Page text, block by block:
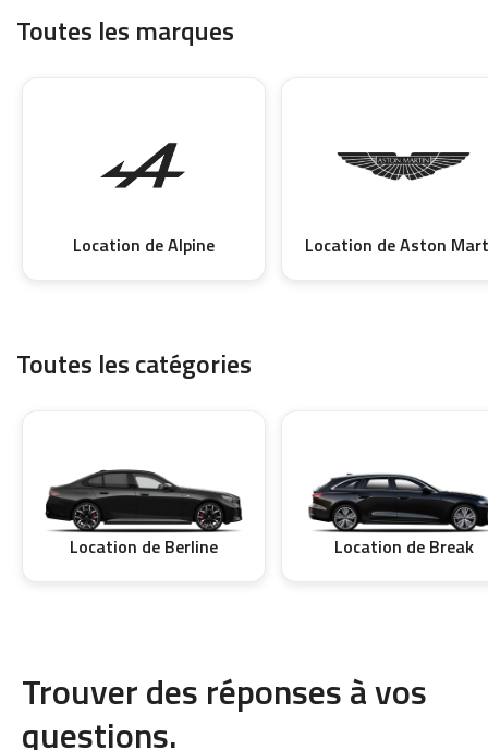
Toutes les marques
Location de Alpine Location de Aston
Toutes les catégories
Location de Berline Location de Break
Trouver des réponses à vos
questions.